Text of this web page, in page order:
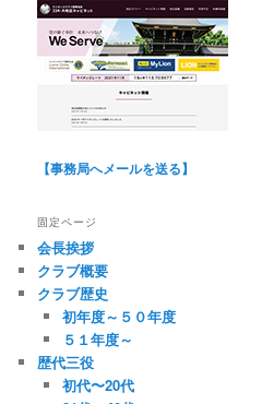
【事務局へメールを送る】
固定ページ
会長挨拶
クラブ概要
クラブ歴史
初年度～５０年度
５１年度～
歴代三役
初代〜20代